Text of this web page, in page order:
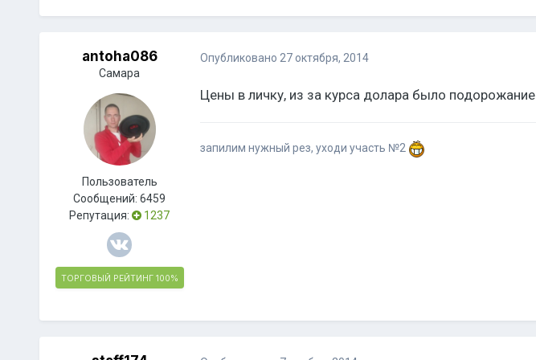
antoha086
Самара
Пользователь
Сообщений:6459
Репутация:
1237
ТОРГОВЫЙ РЕЙТИНГ 100%
Опубликовано 27 октября, 2014
Цены в личку, из за курса долара было подорожание
запилим нужный рез, уходи участь №2